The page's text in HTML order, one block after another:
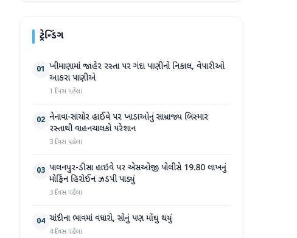
ટ્રેન્ડિંગ
01 ખીમાણામાં જાહેર રસ્તા પર ગંદા પાણીનો નિકાલ, વેપારીઓ
આકરા પાણીએ
1 દિવસ પહેલા
02 નેનાવા-સાંચોર હાઈવે પર ખાડાઓનું સામ્રાજ્ય બિસ્માર
રસ્તાથી વાહનચાલકો પરેશાન
3 દિવસ પહેલા
03 પાલનપુર-ડીસા હાઇવે પર એસઓજી પોલીસે 19.80 લાખનું
મોર્ફિન હિરોઈન ઝડપી પાડ્યું
3 દિવસ પહેલા
04 ચાંદીના ભાવમાં વધારો, સોનું પણ મોંઘુ થયું
4 દિવસ પહેલા